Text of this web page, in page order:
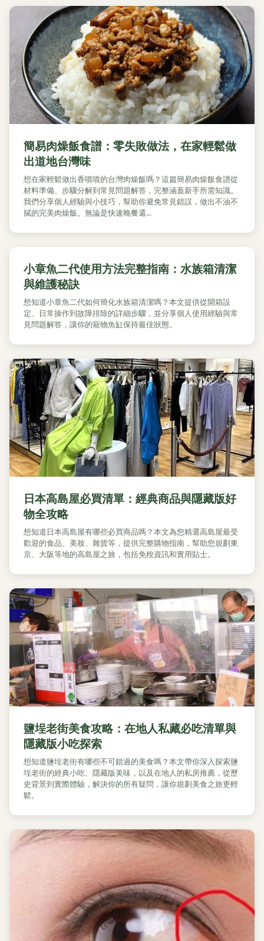
簡易肉燥飯食譜：零失敗做法，在家輕鬆做
出道地台灣味
想在家輕鬆做出香噴噴的台灣肉燥飯嗎？這篇簡易肉燥飯食譜從
材料準備、步驟分解到常見問題解答，完整涵蓋新手所需知識。
我們分享個人經驗與小技巧，幫助你避免常見錯誤，做出不油不
膩的完美肉燥飯。無論是快速晚餐還...
小章魚二代使用方法完整指南：水族箱清潔
與維護秘訣
想知道小章魚二代如何簡化水族箱清潔嗎？本文提供從開箱設
定、日常操作到故障排除的詳細步驟，並分享個人使用經驗與常
見問題解答，讓你的寵物魚缸保持最佳狀態。
日本高島屋必買清單：經典商品與隱藏版好
物全攻略
想知道日本高島屋有哪些必買商品嗎？本文為您精選高島屋最受
歡迎的食品、美妝、雜貨等，提供完整購物指南，幫助您規劃東
京、大阪等地的高島屋之旅，包括免稅資訊和實用貼士。
鹽埕老街美食攻略：在地人私藏必吃清單與
隱藏版小吃探索
想知道鹽埕老街有哪些不可錯過的美食嗎？本文帶你深入探索鹽
埕老街的經典小吃、隱藏版美味，以及在地人的私房推薦，從歷
史背景到實際體驗，解決你的所有疑問，讓你規劃美食之旅更輕
鬆。